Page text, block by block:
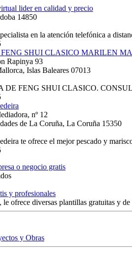
lider en calidad y precio
14850
en la atención telefónica a
SHUI CLASICO MARILEN
Rapinya 93
Islas Baleares 07013
DE FENG SHUI CLASICO.
nº 12
de La Coruña, La Coruña 15350
te ofrece el mejor pescado y
y profesionales
ofrece diversas plantillas gratuitas y de
y Obras